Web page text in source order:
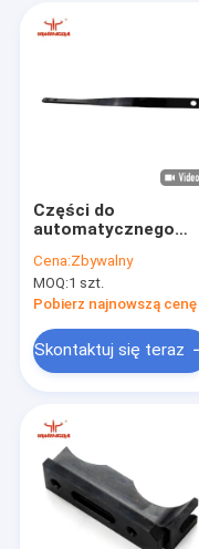
O nas
Sprawy
Części do
Części Vector IX
Części VT2500
Części do
automatycznego
7/8 "Skok Auto
GT5250 GT7250
Części do cięcia
Cena:Zbywalny
MOQ:1 szt.
Pobierz najnowszą cenę
Skontaktuj się teraz